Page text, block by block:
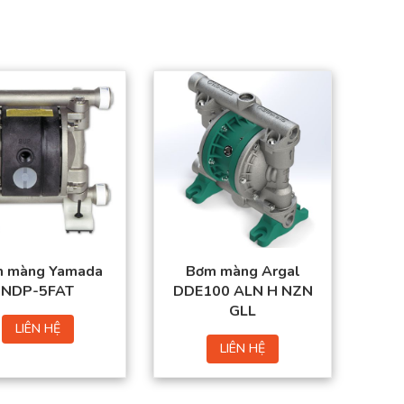
màng Yamada
NDP-5FAT
LIÊN HỆ
Bơm màng Argal
DDE100 ALN H NZN
GLL
LIÊN HỆ